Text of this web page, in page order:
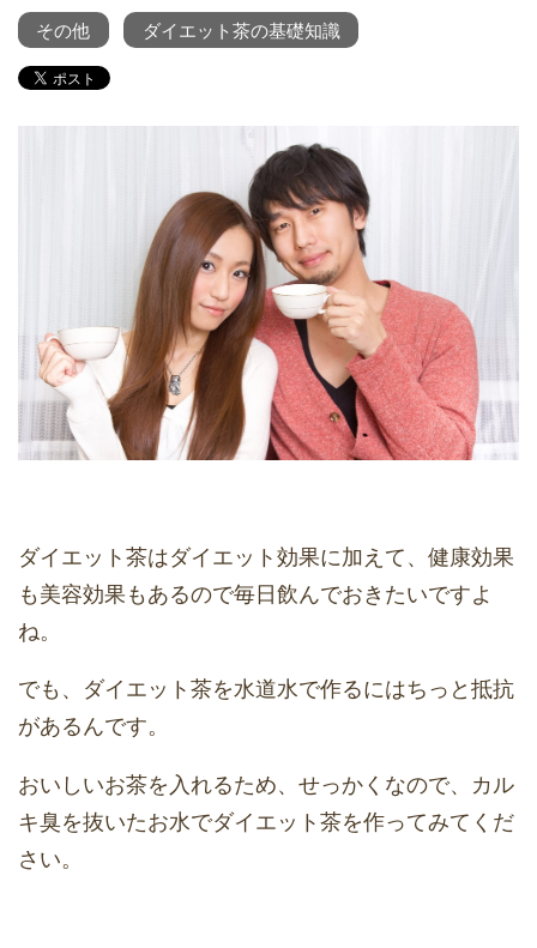
その他 ダイエット茶の基礎知識
ダイエット茶はダイエット効果に加えて、健康効果
も美容効果もあるので毎日飲んでおきたいですよ
ね。
でも、ダイエット茶を水道水で作るにはちっと抵抗
があるんです。
おいしいお茶を入れるため、せっかくなので、カル
キ臭を抜いたお水でダイエット茶を作ってみてくだ
さい。